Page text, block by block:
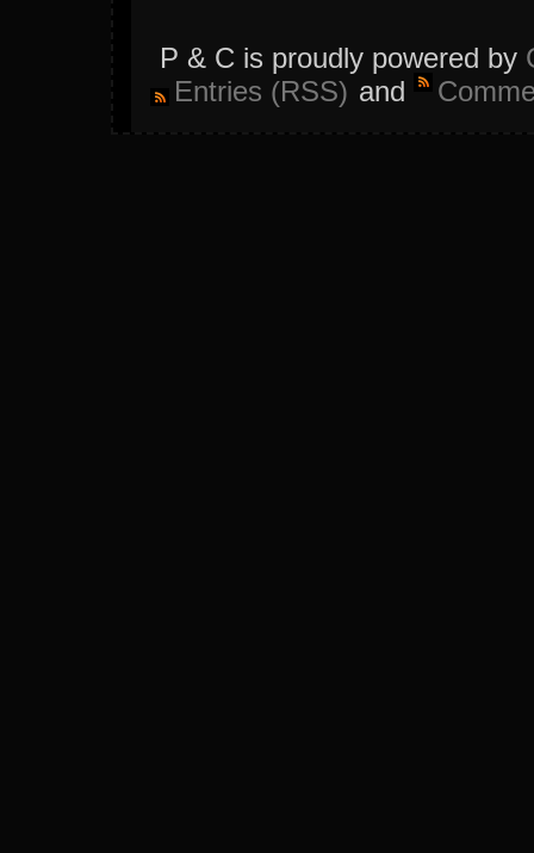
P & C is proudly powered by
Entries (RSS) and